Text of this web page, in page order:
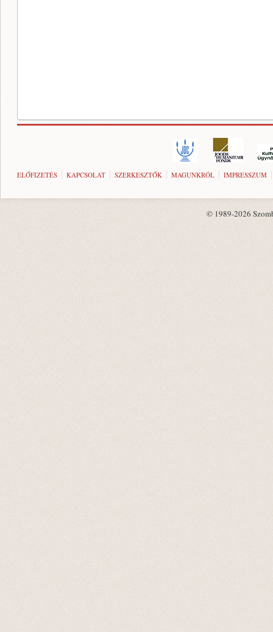
ELŐFIZETÉS KAPCSOLAT SZERKESZTŐK MAGUNKRÓL IMPRESSZUM
© 1989-2026